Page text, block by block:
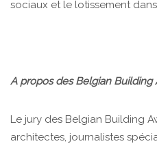
sociaux et le lotissement
A propos des Belgian Building
Le jury des Belgian Building
architectes, journalistes